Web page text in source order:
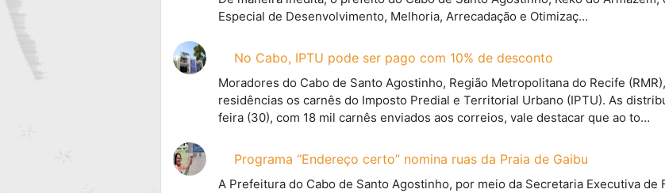
Especial de Desenvolvimento, Melhoria, Arrecadação e Otimizaç…
No Cabo, IPTU pode ser pago com 10% de desconto
Moradores do Cabo de Santo Agostinho, Região Metropolitana do Recife
residências os carnês do Imposto Predial e Territorial Urbano (IPTU). As
feira (30), com 18 mil carnês enviados aos correios, vale destacar que ao to…
Programa “Endereço certo” nomina ruas da Praia de Gaibu
A Prefeitura do Cabo de Santo Agostinho, por meio da Secretaria Executiva de